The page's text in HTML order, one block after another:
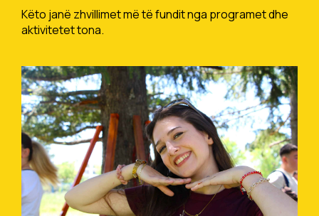
Këto janë zhvillimet më të fundit nga programet dhe
aktivitetet tona.